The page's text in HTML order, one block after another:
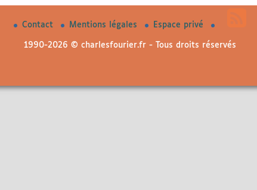
Contact Mentions légales Espace privé
1990-2026 © charlesfourier.fr - Tous droits réservés